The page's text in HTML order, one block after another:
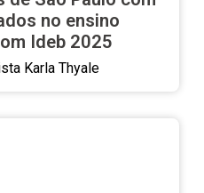
no ensino
Ideb 2025
Karla Thyale